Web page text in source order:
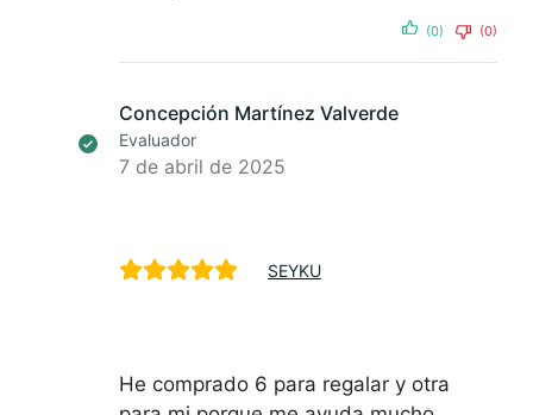
(0) (0)
Concepción Martínez Valverde
Evaluador
7 de abril de 2025
SEYKU
He comprado 6 para regalar y otra